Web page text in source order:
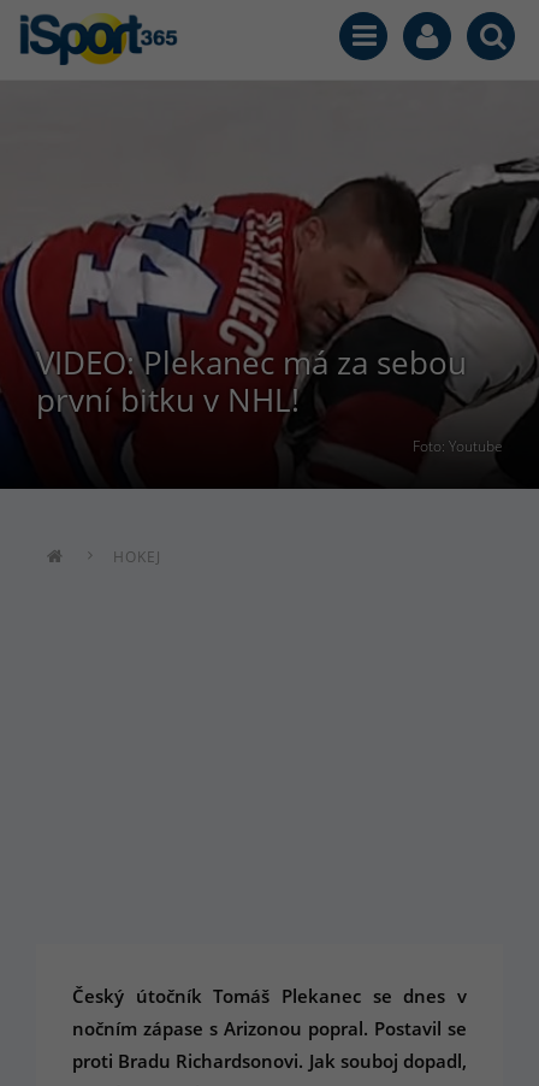
Foto: Youtube
VIDEO: Plekanec má za sebou
první bitku v NHL!
HOKEJ
Český útočník Tomáš Plekanec se dnes v
nočním zápase s Arizonou popral. Postavil se
proti Bradu Richardsonovi. Jak souboj dopadl,